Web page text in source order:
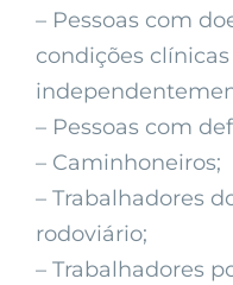
– Pessoas com
condições
– Pessoas com
– Caminhoneiros;
– Trabalhadores
rodoviário;
– Trabalhadores